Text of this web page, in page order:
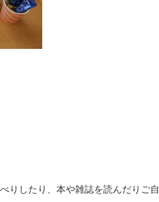
りしたり、本や雑誌を読んだりご自